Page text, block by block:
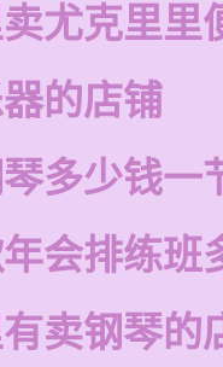
尤克里里
的店铺
多少钱一
会排练班
卖钢琴的